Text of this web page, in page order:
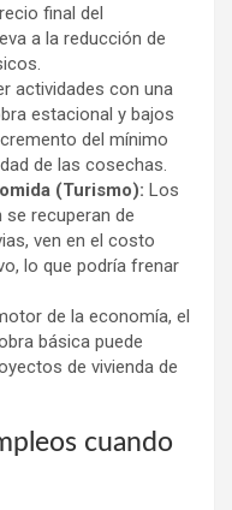
final del
a la reducción de
actividades con una
estacional y bajos
del mínimo
de las cosechas.
(Turismo): Los
recuperan de
ven en el costo
lo que podría frenar
de la economía, el
básica puede
de vivienda de
cuando